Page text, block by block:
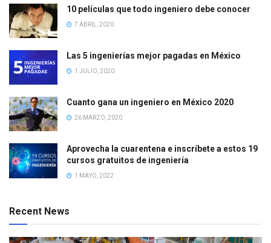
10 películas que todo ingeniero debe conocer
7 ABRIL, 2020
Las 5 ingenierías mejor pagadas en México
1 JULIO, 2020
Cuanto gana un ingeniero en México 2020
26 MARZO, 2020
Aprovecha la cuarentena e inscríbete a estos 19
cursos gratuitos de ingeniería
1 MAYO, 2022
Recent News